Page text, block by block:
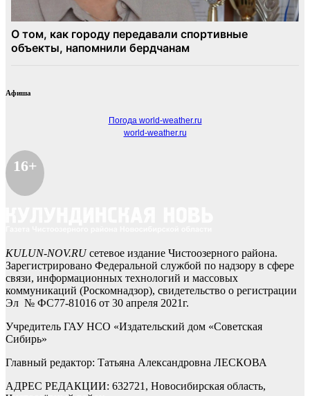
Афиша
Погода world-weather.ru
world-weather.ru
16+
KULUN-NOV.RUсетевое издание Чистоозерного района.
Зарегистрировано Федеральной службой по надзору в сфере
связи, информационных технологий и массовых
коммуникаций (Роскомнадзор), свидетельство о регистрации
Эл № ФС77-81016 от 30 апреля 2021г.
Учредитель ГАУ НСО «Издательский дом «Советская
Сибирь»
Главный редактор: Татьяна Александровна ЛЕСКОВА
АДРЕС РЕДАКЦИИ: 632721, Новосибирская область,